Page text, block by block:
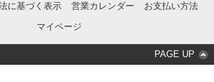
に基づく表示 営業カレンダー
お支払い方法
マイページ
PAGE UP